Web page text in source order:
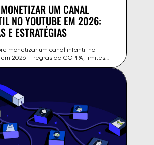
UM CANAL
NO YOUTUBE EM 2026:
E ESTRATÉGIAS
monetizar um canal infantil no
em 2026 — regras da COPPA, limites
para 'feito para crianças' e fontes